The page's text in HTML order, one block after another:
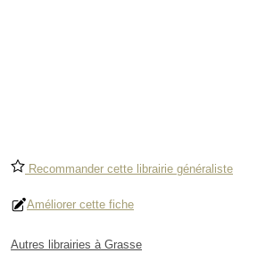
Recommander cette librairie généraliste
Améliorer cette fiche
Autres librairies à Grasse